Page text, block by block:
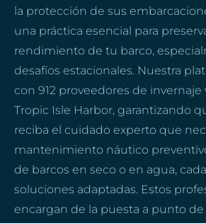
la protección de sus
una práctica esencial para
rendimiento de tu barco,
desafíos estacionales. Nuestra
con 912 proveedores de invernaje
Tropic Isle Harbor, garantizando
reciba el cuidado experto que
mantenimiento náutico
de barcos en seco o en agua,
soluciones adaptadas. Estos
encargan de la puesta a punto